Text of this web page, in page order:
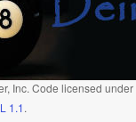
Inc. Code licensed under
1.1.